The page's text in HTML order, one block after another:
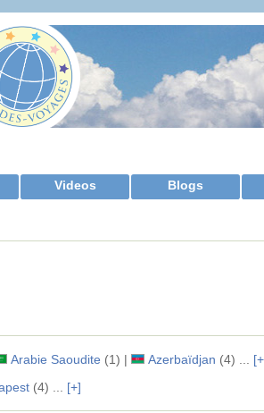
Videos Blogs
Arabie Saoudite (1) | Azerbaïdjan (4) ...
(4) ... [+]